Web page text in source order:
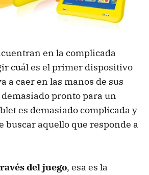
en la complicada
cuál es el primer dispositivo
a caer en las manos de sus
pronto para un
es demasiado complicada y
buscar aquello que responde a
del juego, esa es la